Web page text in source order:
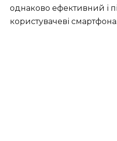
однаково ефективний і
користувачеві смартфона.